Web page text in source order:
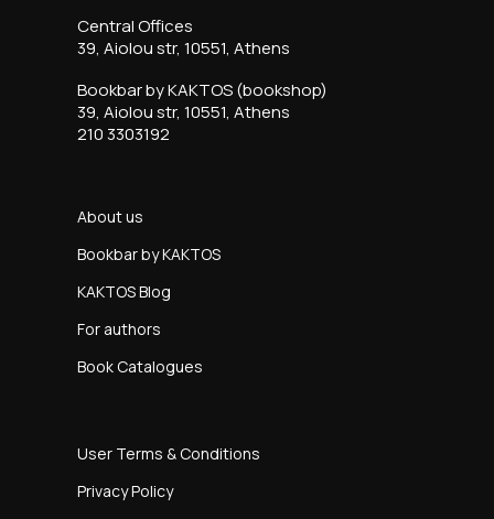
Central Offices
39, Aiolou str, 10551, Athens
Bookbar by KAKTOS (bookshop)
39, Aiolou str, 10551, Athens
210 3303192
About us
Bookbar by KAKTOS
KAKTOS Blog
For authors
Book Catalogues
User Terms & Conditions
Privacy Policy